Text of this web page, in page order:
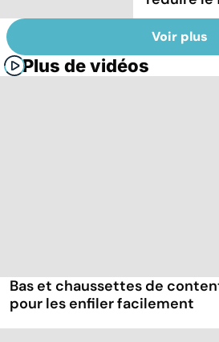
Voir plus
Plus de vidéos
Bas et chaussettes de
pour les enfiler facilement